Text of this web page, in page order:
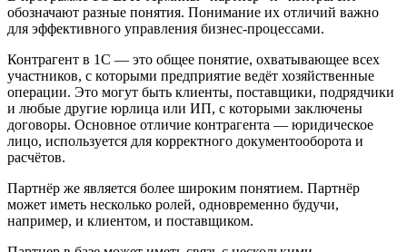
обозначают разные понятия. Понимание их отличий важно
для эффективного управления бизнес-процессами.
Контрагент в 1С — это общее понятие, охватывающее всех
участников, с которыми предприятие ведёт хозяйственные
операции. Это могут быть клиенты, поставщики, подрядчики
и любые другие юрлица или ИП, с которыми заключены
договоры. Основное отличие контрагента — юридическое
лицо, используется для корректного документооборота и
расчётов.
Партнёр же является более широким понятием. Партнёр
может иметь несколько ролей, одновременно будучи,
например, и клиентом, и поставщиком.